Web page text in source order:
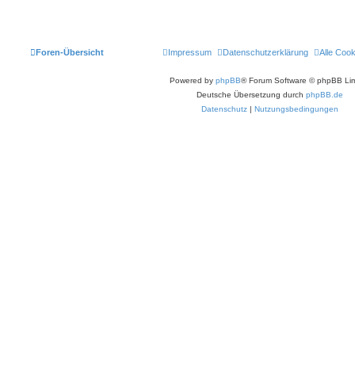
e
Foren-Übersicht Alle
Datenschutzerklärung
Impressum
Powered by phpBB® Forum Software © phpBB
Deutsche Übersetzung durch phpBB.de
Datenschutz | Nutzungsbedingungen